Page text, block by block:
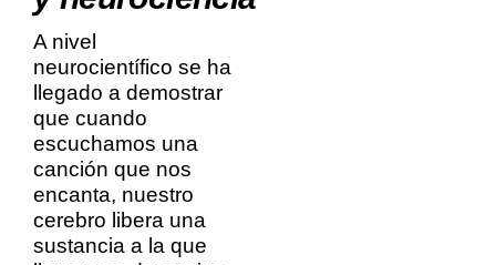
A nivel
neurocientífico se ha
llegado a demostrar
que cuando
escuchamos una
canción que nos
encanta, nuestro
cerebro libera una
sustancia a la que